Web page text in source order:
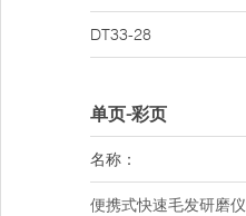
DT33-28
单页-彩页
名称：
便携式快速毛发研磨仪